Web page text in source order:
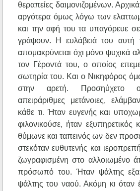
θεραπείες δαιμονιζομένων.
αργότερα όμως λόγω των
και την αφή του τα υπαγόρευε
γράψουν. Η ευλάβειά του αυτή
απομακρύνεται όχι μόνο ψυχικά
τον Γέροντά του, ο οποίος
σωτηρία του. Και ο Νικηφόρος
στην αρετή. Προσηύχετο
απειράριθμες μετάνοιες,
κάθε τι. Ήταν ευγενής και
φιλονικούσε, ήταν
θύμωνε και ταπεινός ων δεν
στεκόταν ευθυτενής και
ζωγραφισμένη στο αλλοιωμένο
πρόσωπό του. Ήταν ψάλτης
ψάλτης του ναού. Ακόμη κι όταν